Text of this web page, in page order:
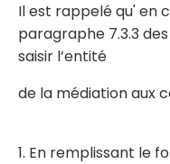
Il est rappelé qu' en
paragraphe 7.3.3
saisir l’entité
de la médiation aux
1. En remplissant le